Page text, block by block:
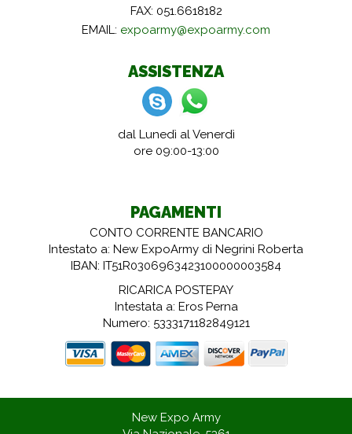
FAX: 051.6618182
EMAIL: expoarmy@expoarmy.com
ASSISTENZA
dal Lunedì al Venerdì
ore 09:00-13:00
PAGAMENTI
CONTO CORRENTE BANCARIO
Intestato a: New ExpoArmy di Negrini Roberta
IBAN: IT51R0306963423100000003584
RICARICA POSTEPAY
Intestata a: Eros Perna
Numero: 5333171182849121
New Expo Army